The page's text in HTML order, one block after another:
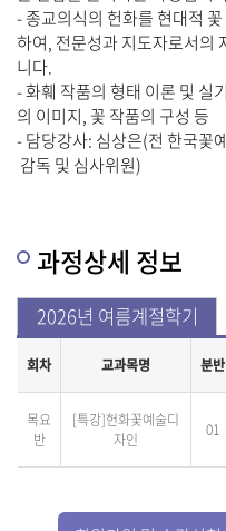
과정상세 정보
2026년 여름계절학기
회차 교과목명 분반
목요
반
[특강]헌화꽃예술디
자인
01